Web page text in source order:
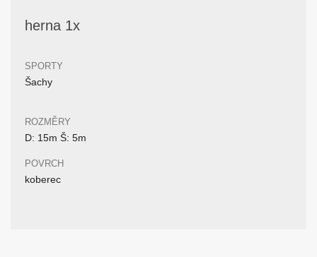
herna 1x
SPORTY
Šachy
ROZMĚRY
D: 15m Š: 5m
POVRCH
koberec